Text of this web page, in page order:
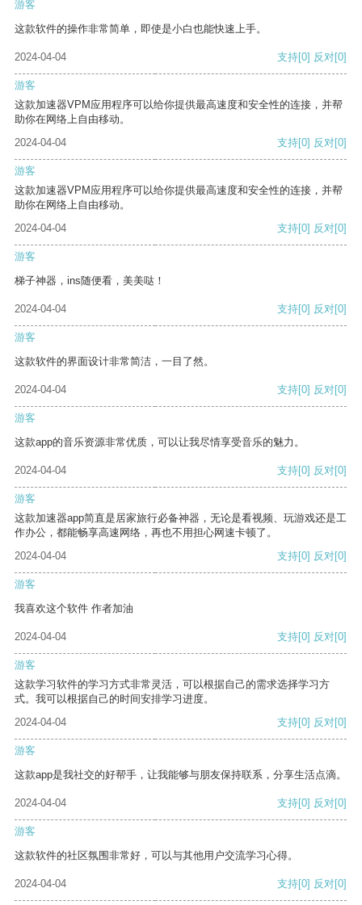
游客
这款软件的操作非常简单，即使是小白也能快速上手。
2024-04-04 支持[0] 反对[0]
游客
这款加速器VPM应用程序可以给你提供最高速度和安全性的连接，并帮
助你在网络上自由移动。
2024-04-04
支持[0] 反对[0]
游客
这款加速器VPM应用程序可以给你提供最高速度和安全性的连接，并帮
助你在网络上自由移动。
2024-04-04
支持[0] 反对[0]
游客
梯子神器，ins随便看，美美哒！
2024-04-04 支持[0] 反对[0]
游客
这款软件的界面设计非常简洁，一目了然。
2024-04-04 支持[0] 反对[0]
游客
这款app的音乐资源非常优质，可以让我尽情享受音乐的魅力。
2024-04-04 支持[0] 反对[0]
游客
这款加速器app简直是居家旅行必备神器，无论是看视频、玩游戏还是工
作办公，都能畅享高速网络，再也不用担心网速卡顿了。
2024-04-04
支持[0] 反对[0]
游客
我喜欢这个软件 作者加油
2024-04-04 支持[0] 反对[0]
游客
这款学习软件的学习方式非常灵活，可以根据自己的需求选择学习方
式。我可以根据自己的时间安排学习进度。
2024-04-04
支持[0] 反对[0]
游客
这款app是我社交的好帮手，让我能够与朋友保持联系，分享生活点滴。
2024-04-04 支持[0] 反对[0]
游客
这款软件的社区氛围非常好，可以与其他用户交流学习心得。
2024-04-04 支持[0] 反对[0]